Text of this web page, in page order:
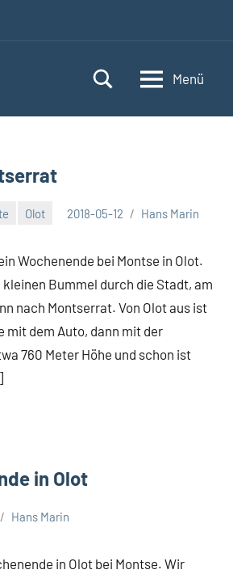
Menü
Olot 2018-05-12 Hans Marin
Wochenende bei Montse in Olot.
kleinen Bummel durch die Stadt, am
nach Montserrat. Von Olot aus ist
mit dem Auto, dann mit der
760 Meter Höhe und schon ist
in Olot
Hans Marin
in Olot bei Montse. Wir